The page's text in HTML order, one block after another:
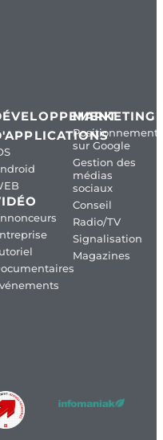
MARKETING
Positionnement
sur Google
Gestion des
médias
sociaux
Conseil
Radio/TV
Signalisation
Magazines